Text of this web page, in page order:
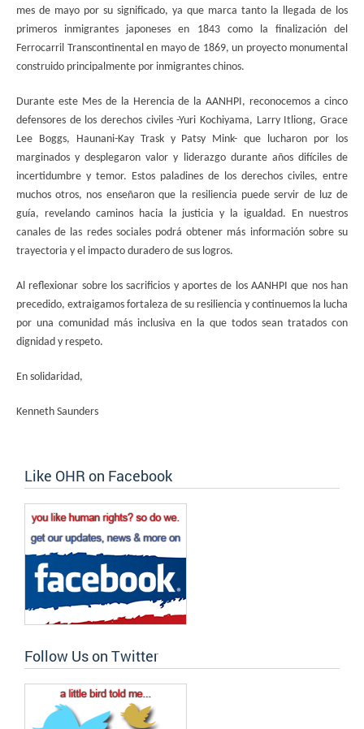
mes de mayo por su significado, ya que marca tanto la llegada de los
primeros inmigrantes japoneses en 1843 como la finalización del
Ferrocarril Transcontinental en mayo de 1869, un proyecto monumental
construido principalmente por inmigrantes chinos.
Durante este Mes de la Herencia de la AANHPI, reconocemos a cinco
defensores de los derechos civiles -Yuri Kochiyama, Larry Itliong, Grace
Lee Boggs, Haunani-Kay Trask y Patsy Mink- que lucharon por los
marginados y desplegaron valor y liderazgo durante años difíciles de
incertidumbre y temor. Estos paladines de los derechos civiles, entre
muchos otros, nos enseñaron que la resiliencia puede servir de luz de
guía, revelando caminos hacia la justicia y la igualdad. En nuestros
canales de las redes sociales podrá obtener más información sobre su
trayectoria y el impacto duradero de sus logros.
Al reflexionar sobre los sacrificios y aportes de los AANHPI que nos han
precedido, extraigamos fortaleza de su resiliencia y continuemos la lucha
por una comunidad más inclusiva en la que todos sean tratados con
dignidad y respeto.
En solidaridad,
Kenneth Saunders
Like OHR on Facebook
Follow Us on Twitter